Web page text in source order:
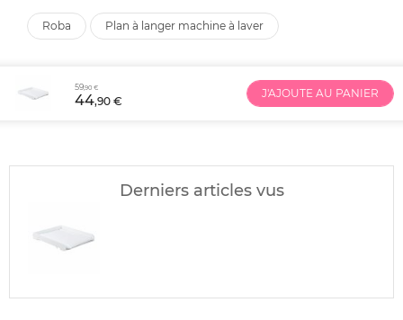
roba plan à langer machine à laver
59,90 €
44,90 €
J'AJOUTE AU PANIER
Derniers articles vus